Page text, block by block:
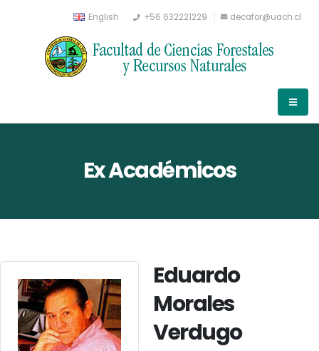
English +56 632221229 decafor@uach.cl
Ex Académicos
Eduardo
Morales
Verdugo